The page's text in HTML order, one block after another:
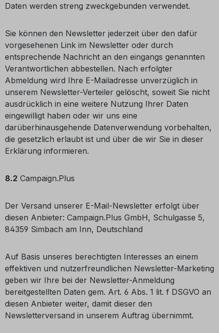
Daten werden streng zweckgebunden verwendet.
Sie können den Newsletter jederzeit über den dafür
vorgesehenen Link im Newsletter oder durch
entsprechende Nachricht an den eingangs genannten
Verantwortlichen abbestellen. Nach erfolgter
Abmeldung wird Ihre E-Mailadresse unverzüglich in
unserem Newsletter-Verteiler gelöscht, soweit Sie nicht
ausdrücklich in eine weitere Nutzung Ihrer Daten
eingewilligt haben oder wir uns eine
darüberhinausgehende Datenverwendung vorbehalten,
die gesetzlich erlaubt ist und über die wir Sie in dieser
Erklärung informieren.
8.2 Campaign.Plus
Der Versand unserer E-Mail-Newsletter erfolgt über
diesen Anbieter: Campaign.Plus GmbH, Schulgasse 5,
84359 Simbach am Inn, Deutschland
Auf Basis unseres berechtigten Interesses an einem
effektiven und nutzerfreundlichen Newsletter-Marketing
geben wir Ihre bei der Newsletter-Anmeldung
bereitgestellten Daten gem. Art. 6 Abs. 1 lit. f DSGVO an
diesen Anbieter weiter, damit dieser den
Newsletterversand in unserem Auftrag übernimmt.